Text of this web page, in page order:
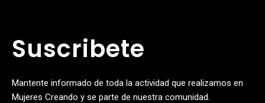
Suscribete
Mantente informado de toda la actividad que realizamos en
Mujeres Creando y se parte de nuestra comunidad.